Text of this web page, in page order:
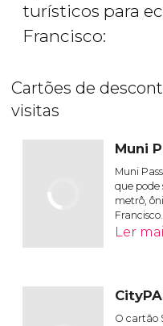
turísticos para
Francisco:
Cartões de
visitas
Muni
Muni
que pode
metrô,
Francisco.
Ler
O cartão